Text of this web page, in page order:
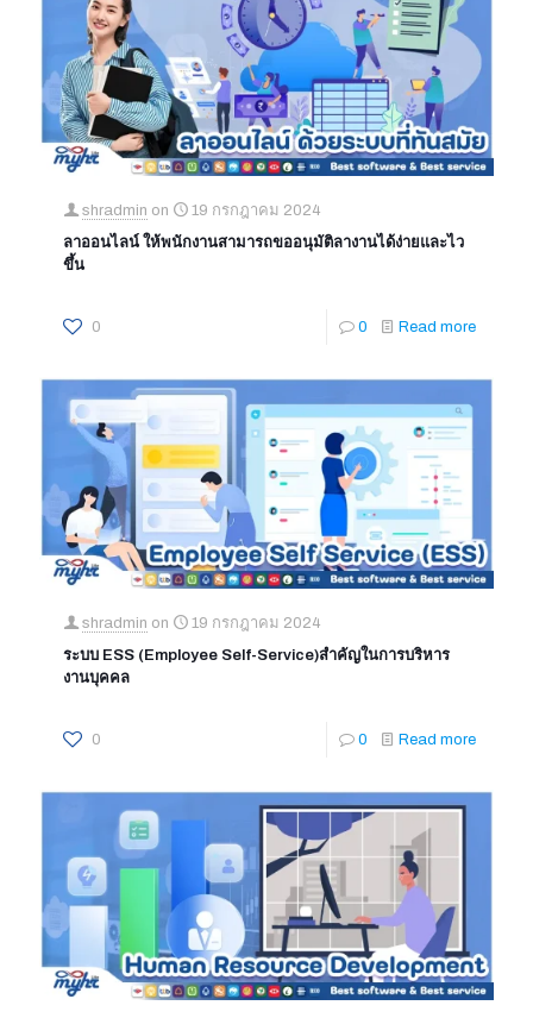
shradmin on
19 กรกฎาคม 2024
ลาออนไลน์ ให้พนักงานสามารถขออนุมัติลางานได้ง่ายและไว
ขึ้น
0 0 Read more
shradmin on
19 กรกฎาคม 2024
ระบบ ESS (Employee Self-Service)สำคัญในการบริหาร
งานบุคคล
0 0 Read more